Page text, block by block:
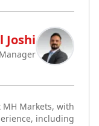
Joshi
MH Markets, with
including